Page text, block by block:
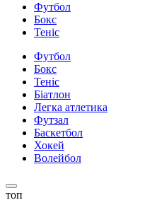
Футбол
Бокс
Теніс
Футбол
Бокс
Теніс
Біатлон
Легка атлетика
Футзал
Баскетбол
Хокей
Волейбол
топ